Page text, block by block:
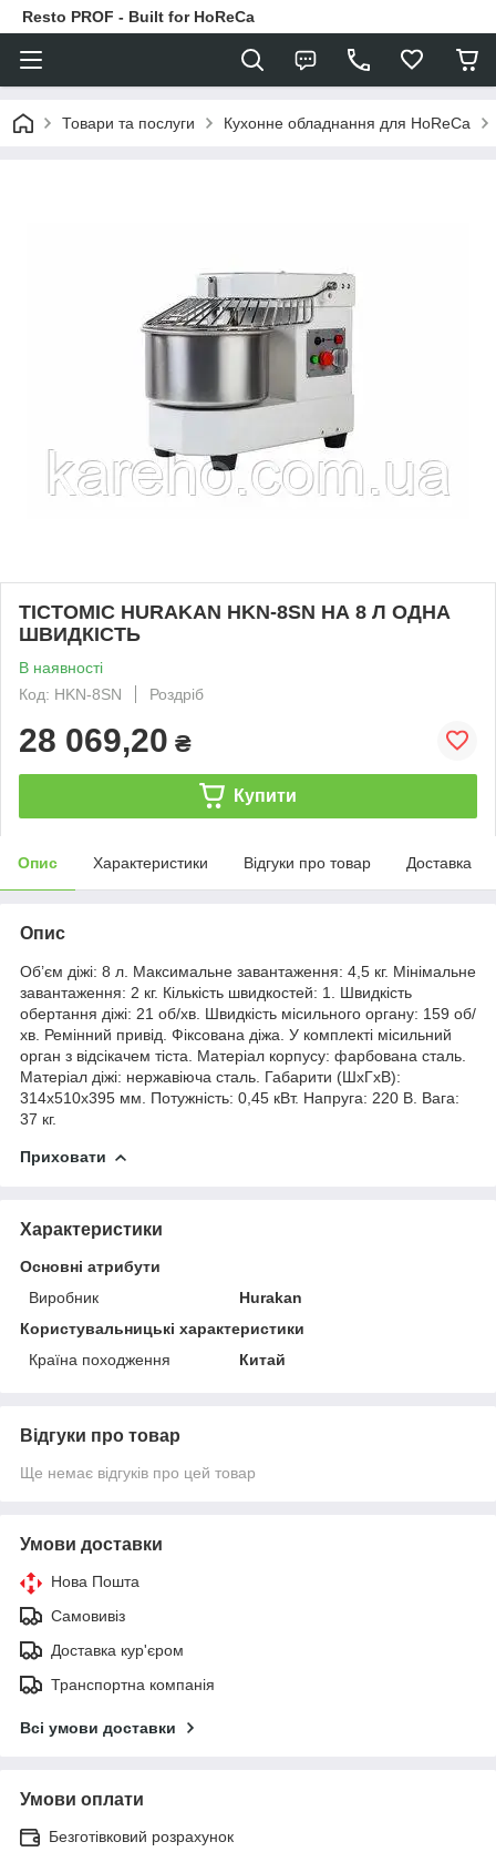
Resto PROF - Built for HoReCa
Товари та послуги Кухонне обладнання для HoReCa
ТІСТОМІС HURAKAN HKN-8SN НА 8 Л ОДНА
ШВИДКІСТЬ
В наявності
Код: HKN-8SN
Роздріб
28 069,20 ₴
Купити
Опис Характеристики Відгуки про товар Доставка
Опис
Об’єм діжі: 8 л. Максимальне завантаження: 4,5 кг. Мінімальне
завантаження: 2 кг. Кількість швидкостей: 1. Швидкість
обертання діжі: 21 об/хв. Швидкість місильного органу: 159 об/
хв. Ремінний привід. Фіксована діжа. У комплекті місильний
орган з відсікачем тіста. Матеріал корпусу: фарбована сталь.
Матеріал діжі: нержавіюча сталь. Габарити (ШхГхВ):
314х510х395 мм. Потужність: 0,45 кВт. Напруга: 220 В. Вага:
37 кг.
Приховати
Характеристики
Основні атрибути
Виробник
Hurakan
Користувальницькі характеристики
Країна походження
Китай
Відгуки про товар
Ще немає відгуків про цей товар
Умови доставки
Нова Пошта
Самовивіз
Доставка кур'єром
Транспортна компанія
Всі умови доставки
Умови оплати
Безготівковий розрахунок